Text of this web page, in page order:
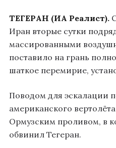
ТЕГЕРАН (ИА Реалист).
Иран вторые сутки
массированными
поставило на грань
шаткое перемирие,
Поводом для эскалации
американского
Ормузским проливом, в
обвинил Тегеран.